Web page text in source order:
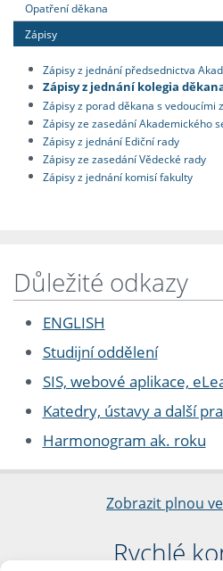
Opatření děkana
Zápisy
Zápisy z jednání předsednictva
Zápisy z jednání kolegia
Zápisy z porad děkana s vedoucími
Zápisy ze zasedání Akademického
Zápisy z jednání Ediční rady
Zápisy ze zasedání Vědecké rady
Zápisy z jednání komisí fakulty
Důležité odkazy
ENGLISH
Studijní oddělení
SIS, webové aplikace,
Katedry, ústavy a další
Harmonogram ak. roku
Zobrazit plnou
Rychlé